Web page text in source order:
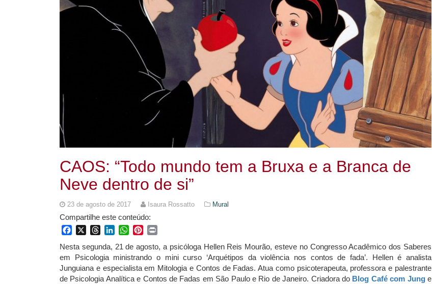
CAOS: “Todo mundo tem a Bruxa e a Branca de
Neve dentro de si”
23 de agosto de 2017 Isaura Rossatto Mural
Compartilhe este conteúdo:
FacebookThreadsLinkedInWhatsApp
Pinterest
Nesta segunda, 21 de agosto, a psicóloga Hellen Reis Mourão, esteve no Congresso Acadêmico dos Saberes
em Psicologia ministrando o mini curso ‘Arquétipos da violência nos contos de fada’. Hellen é analista
Junguiana e especialista em Mitologia e Contos de Fadas. Atua como psicoterapeuta, professora e palestrante
de Psicologia Analítica e Contos de Fadas em São Paulo e Rio de Janeiro. Criadora do Blog Café com Junge